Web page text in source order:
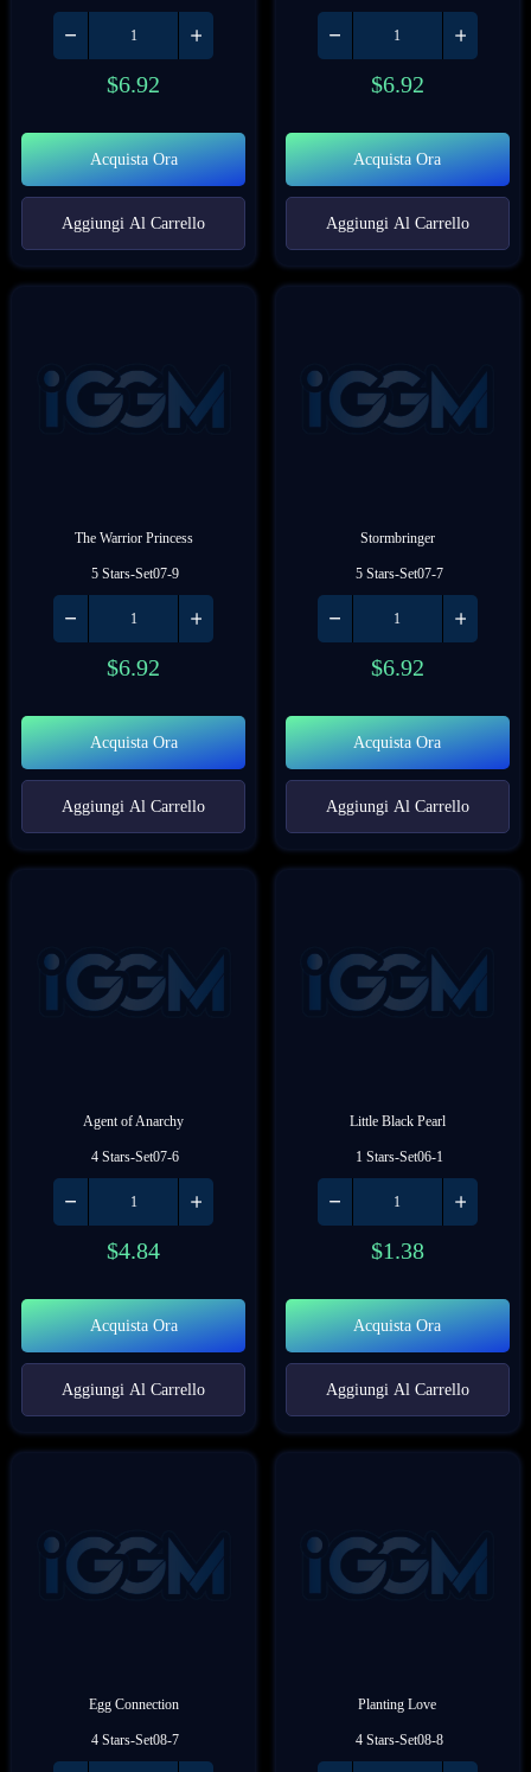
$6.92
Acquista Ora
Aggiungi Al Carrello
$6.92
Acquista Ora
Aggiungi Al Carrello
The Warrior Princess
5 Stars-Set07-9
$6.92
Acquista Ora
Aggiungi Al Carrello
Stormbringer
5 Stars-Set07-7
$6.92
Acquista Ora
Aggiungi Al Carrello
Agent of Anarchy
4 Stars-Set07-6
$4.84
Acquista Ora
Aggiungi Al Carrello
Little Black Pearl
1 Stars-Set06-1
$1.38
Acquista Ora
Aggiungi Al Carrello
Egg Connection
4 Stars-Set08-7
Planting Love
4 Stars-Set08-8